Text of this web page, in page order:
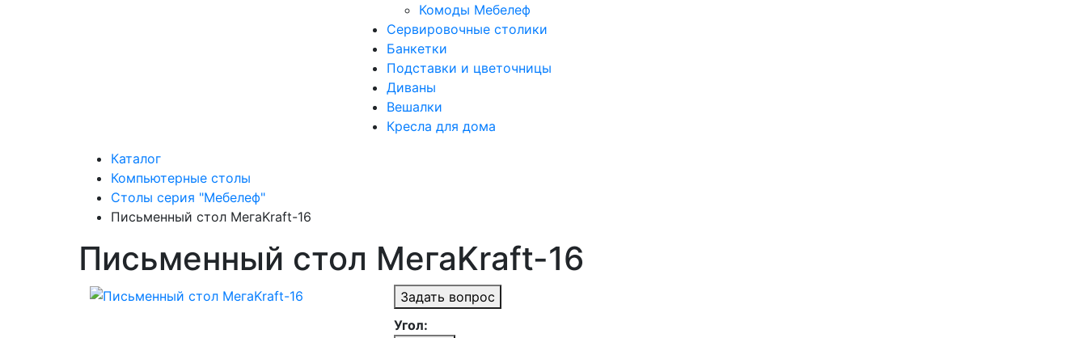
Комоды Мебелеф
Сервировочные столики
Банкетки
Подставки и цветочницы
Диваны
Вешалки
Кресла для дома
Каталог
Компьютерные столы
Столы серия "Мебелеф"
Письменный стол МегаKraft-16
Письменный стол МегаKraft-16
Задать вопрос
Угол: